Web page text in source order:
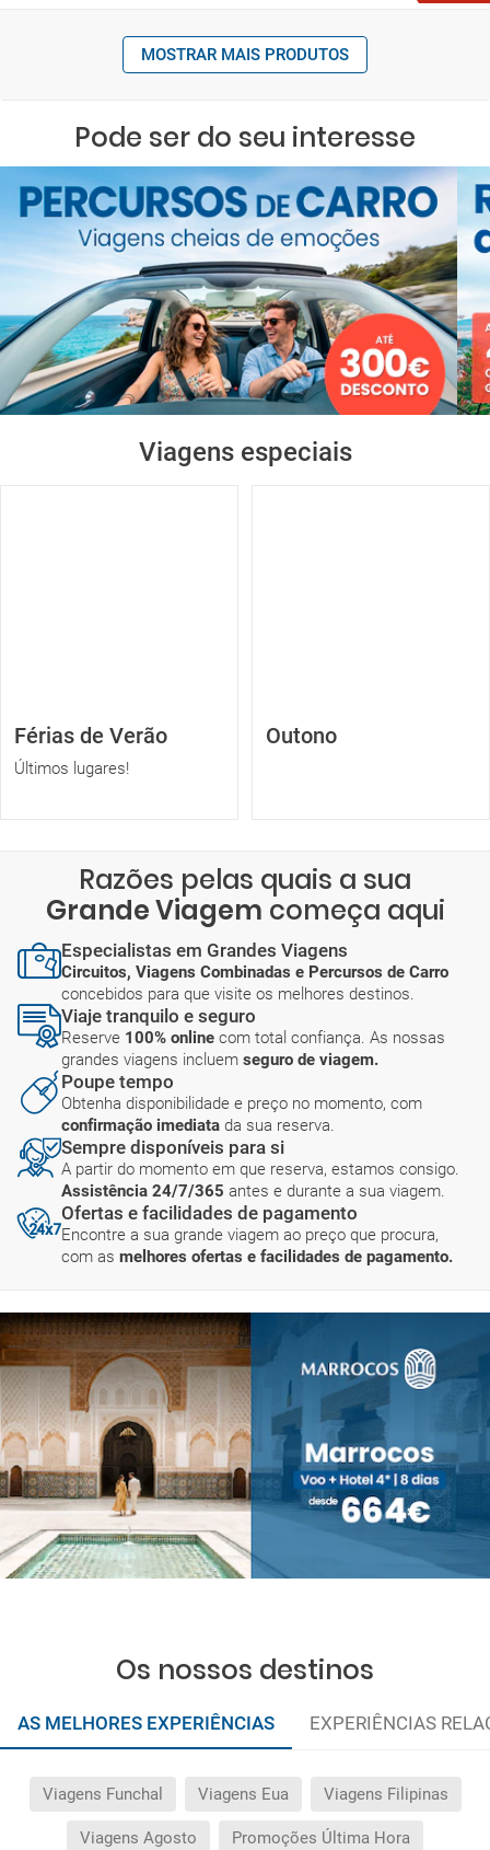
MOSTRAR MAIS PRODUTOS
Pode ser do seu interesse
Viagens especiais
Férias de Verão
Últimos lugares!
Outono
Razões pelas quais a sua
Grande Viagem começa aqui
Especialistas em Grandes Viagens
Circuitos, Viagens Combinadas e Percursos de Carro
concebidos para que visite os melhores destinos.
Viaje tranquilo e seguro
Reserve 100% online com total confiança. As nossas
grandes viagens incluem seguro de viagem.
Poupe tempo
Obtenha disponibilidade e preço no momento, com
confirmação imediata da sua reserva.
Sempre disponíveis para si
A partir do momento em que reserva, estamos consigo.
Assistência 24/7/365 antes e durante a sua viagem.
Ofertas e facilidades de pagamento
Encontre a sua grande viagem ao preço que procura,
com as melhores ofertas e facilidades de pagamento.
Os nossos destinos
AS MELHORES EXPERIÊNCIAS EXPERIÊNCIAS
Viagens Funchal Viagens Eua Viagens Filipinas
Viagens Agosto Promoções Última Hora